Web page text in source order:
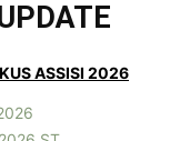
ASSISI 2026